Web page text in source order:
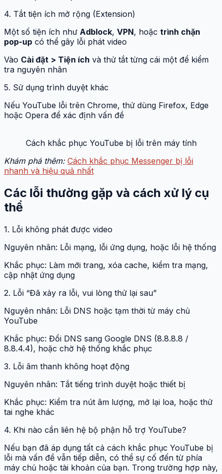
4. Tắt tiện ích mở rộng (Extension)
Một số tiện ích như Adblock, VPN, hoặc trình chặn
pop-up có thể gây lỗi phát video
Vào Cài đặt > Tiện ích và thử tắt từng cái một để kiểm
tra nguyên nhân
5. Sử dụng trình duyệt khác
Nếu YouTube lỗi trên Chrome, thử dùng Firefox, Edge
hoặc Opera để xác định vấn đề
Cách khắc phục YouTube bị lỗi trên máy tính
Khám phá thêm: Cách khắc phục Messenger bị lỗi
nhanh và hiệu quả nhất
Các lỗi thường gặp và cách xử lý cụ
thể
1. Lỗi không phát được video
Nguyên nhân: Lỗi mạng, lỗi ứng dụng, hoặc lỗi hệ thống
Khắc phục: Làm mới trang, xóa cache, kiểm tra mạng,
cập nhật ứng dụng
2. Lỗi “Đã xảy ra lỗi, vui lòng thử lại sau”
Nguyên nhân: Lỗi DNS hoặc tạm thời từ máy chủ
YouTube
Khắc phục: Đổi DNS sang Google DNS (8.8.8.8 /
8.8.4.4), hoặc chờ hệ thống khắc phục
3. Lỗi âm thanh không hoạt động
Nguyên nhân: Tắt tiếng trình duyệt hoặc thiết bị
Khắc phục: Kiểm tra nút âm lượng, mở lại loa, hoặc thử
tai nghe khác
4. Khi nào cần liên hệ bộ phận hỗ trợ YouTube?
Nếu bạn đã áp dụng tất cả cách khắc phục YouTube bị
lỗi mà vấn đề vẫn tiếp diễn, có thể sự cố đến từ phía
máy chủ hoặc tài khoản của bạn. Trong trường hợp này,